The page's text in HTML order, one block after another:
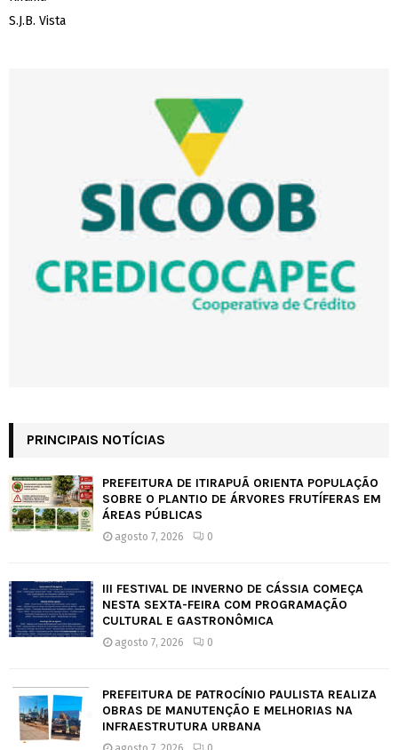
S.J.B. Vista
PRINCIPAIS NOTÍCIAS
PREFEITURA DE ITIRAPUÃ ORIENTA POPULAÇÃO
SOBRE O PLANTIO DE ÁRVORES FRUTÍFERAS EM
ÁREAS PÚBLICAS
agosto 7, 2026 0
III FESTIVAL DE INVERNO DE CÁSSIA COMEÇA
NESTA SEXTA-FEIRA COM PROGRAMAÇÃO
CULTURAL E GASTRONÔMICA
agosto 7, 2026 0
PREFEITURA DE PATROCÍNIO PAULISTA REALIZA
OBRAS DE MANUTENÇÃO E MELHORIAS NA
INFRAESTRUTURA URBANA